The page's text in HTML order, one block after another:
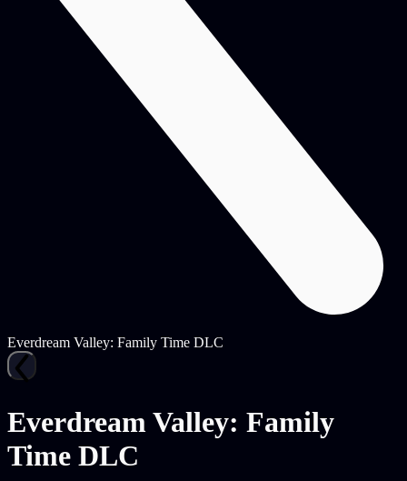
Everdream Valley: Family Time DLC
Everdream Valley: Family
Time DLC